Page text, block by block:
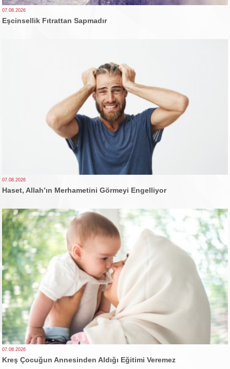
07.08.2026
Eşcinsellik Fıtrattan Sapmadır
07.08.2026
Haset, Allah’ın Merhametini Görmeyi Engelliyor
07.08.2026
Kreş Çocuğun Annesinden Aldığı Eğitimi Veremez